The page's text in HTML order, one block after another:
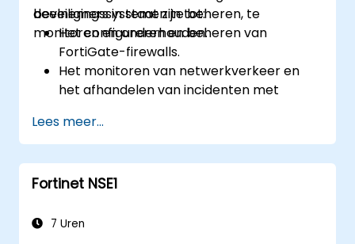
beveiligingssystemen te beheren, te
monitoren en onderhouden.
deelnemers in staat zijn tot:
Het configureren en beheren van
FortiGate-firewalls.
Het monitoren van netwerkverkeer en
het afhandelen van incidenten met
Het automatiseren van taken en het
beheren van beleidsregels via
FortiManager.
Het toepassen van preventieve
van netwerkproblemen.
Lees meer...
Fortinet NSE1
7 Uren